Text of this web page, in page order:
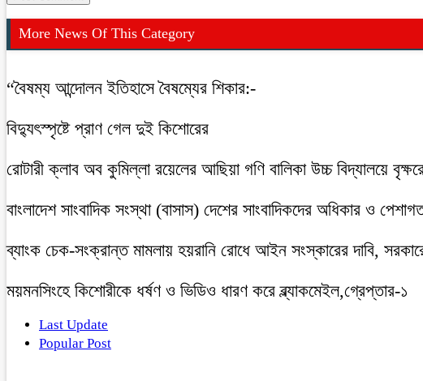
More News Of This Category
“বৈষম্য আন্দোলন ইতিহাসে বৈষম্যের শিকার:-
বিদ্যুৎস্পৃষ্টে প্রাণ গেল দুই কিশোরের
রোটারী ক্লাব অব কুমিল্লা রয়েলের আছিয়া গণি বালিকা উচ্চ বিদ্যালয়ে
বাংলাদেশ সাংবাদিক সংস্থা (বাসাস) দেশের সাংবাদিকদের অধিকার ও পেশাগত
ব্যাংক চেক-সংক্রান্ত মামলায় হয়রানি রোধে আইন সংস্কারের দাবি,
ময়মনসিংহে কিশোরীকে ধর্ষণ ও ভিডিও ধারণ করে ব্ল্যাকমেইল,গ্রেপ্তার-১
Last Update
Popular Post